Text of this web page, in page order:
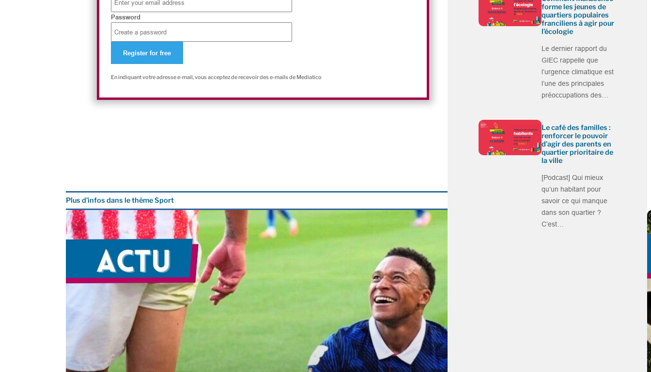
Password
En indiquant votre adresse e-mail, vous acceptez de recevoir des e-mails de Mediatico
Plus d’infos dans le thème Sport
forme les jeunes de
quartiers populaires
franciliens à agir pour
l’écologie
Le dernier rapport du
GIEC rappelle que
l’urgence climatique est
l’une des principales
préoccupations des…
Le café des familles :
renforcer le pouvoir
d’agir des parents en
quartier prioritaire de
la ville
[Podcast] Qui mieux
qu’un habitant pour
savoir ce qui manque
dans son quartier ?
C’est…